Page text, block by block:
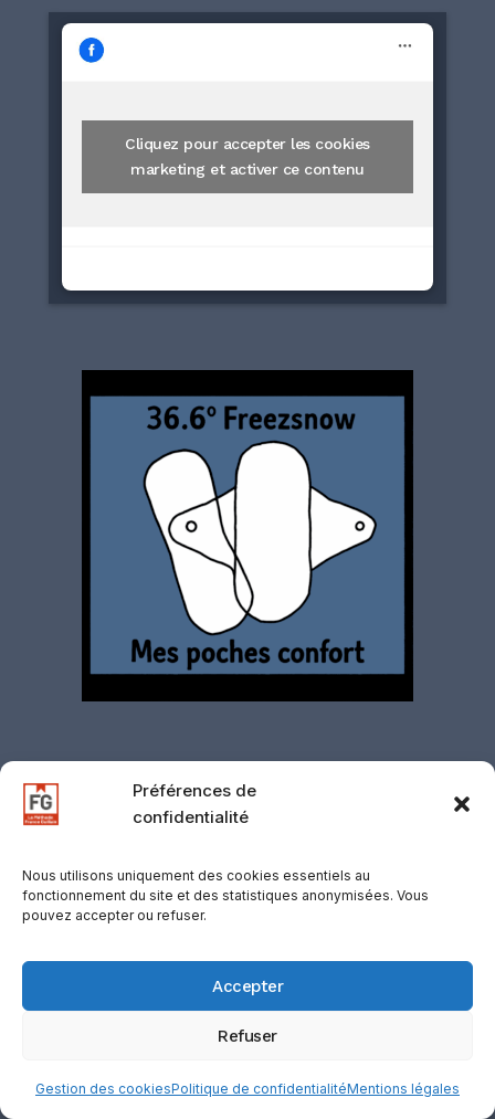
Préférences de
confidentialité
Nous utilisons uniquement des cookies essentiels au
fonctionnement du site et des statistiques anonymisées. Vous
pouvez accepter ou refuser.
Accepter
Refuser
Gestion des cookiesPolitique de confidentialitéMentions légales
Cliquez pour accepter les cookies
marketing et activer ce contenu
confidentialité·CGV·CGU·Gestion des
cookies·Retours·Support·Mentions
© 2026 D-COOLINWAY / VOLF, SUISSE —
Registre du Commerce : CHE137.103.474